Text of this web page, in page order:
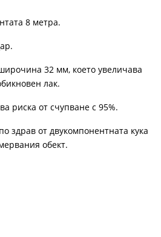
8 метра.
32 мм, което увеличава
лак.
риска от счупване с 95%.
здрав от двукомпонентната кука
обект.